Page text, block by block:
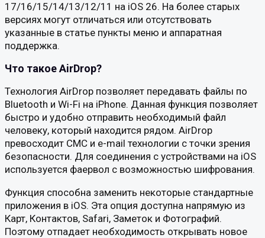
17/16/15/14/13/12/11 на iOS 26. На более старых
версиях могут отличаться или отсутствовать
указанные в статье пункты меню и аппаратная
поддержка.
Что такое AirDrop?
Технология AirDrop позволяет передавать файлы по
Bluetooth и Wi-Fi на iPhone. Данная функция позволяет
быстро и удобно отправить необходимый файл
человеку, который находится рядом. AirDrop
превосходит СМС и e-mail технологии с точки зрения
безопасности. Для соединения с устройствами на iOS
используется фаервол с возможностью шифрования.
Функция способна заменить некоторые стандартные
приложения в iOS. Эта опция доступна напрямую из
Карт, Контактов, Safari, Заметок и Фотографий.
Поэтому отпадает необходимость открывать новое